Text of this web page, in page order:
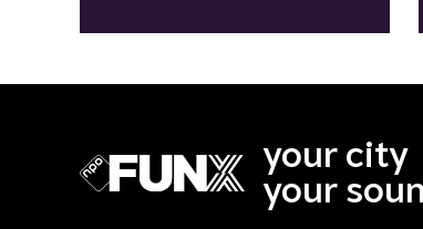
your city
your